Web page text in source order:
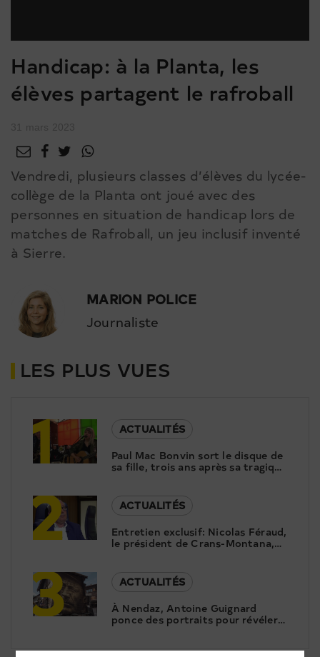
Handicap: à la Planta, les
élèves partagent le rafroball
Vendredi, plusieurs classes d’élèves du lycée-
collège de la Planta ont joué avec des
personnes en situation de handicap lors de
matches de Rafroball, un jeu inclusif inventé
à Sierre.
MARION POLICE
Journaliste
LES PLUS VUES
1
ACTUALITÉS
Paul Mac Bonvin sort le disque de
sa fille, trois ans après sa tragique
2
ACTUALITÉS
Entretien exclusif: Nicolas Féraud,
le président de Crans-Montana,
répond aux questions de Canal9
3
ACTUALITÉS
À Nendaz, Antoine Guignard
ponce des portraits pour révéler
le patrimoine